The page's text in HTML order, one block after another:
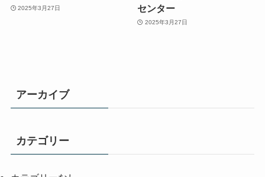
2025年3月27日
センター
2025年3月27日
アーカイブ
カテゴリー